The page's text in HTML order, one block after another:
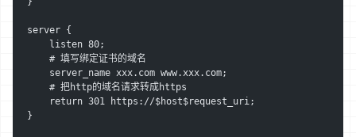
server {
    listen 80;
    # 填写绑定证书的域名
    server_name xxx.com www.xxx.com;
    # 把http的域名请求转成https
    return 301 https://$host$request_uri;
}